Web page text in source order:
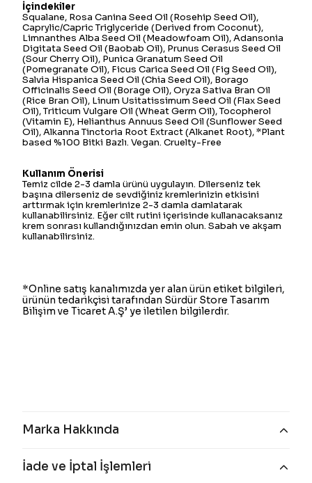
İçindekiler
Squalane, Rosa Canina Seed Oil (Rosehip Seed Oil),
Caprylic/Capric Triglyceride (Derived from Coconut),
Limnanthes Alba Seed Oil (Meadowfoam Oil), Adansonia
Digitata Seed Oil (Baobab Oil), Prunus Cerasus Seed Oil
(Sour Cherry Oil), Punica Granatum Seed Oil
(Pomegranate Oil), Ficus Carica Seed Oil (Fig Seed Oil),
Salvia Hispanica Seed Oil (Chia Seed Oil), Borago
Officinalis Seed Oil (Borage Oil), Oryza Sativa Bran Oil
(Rice Bran Oil), Linum Usitatissimum Seed Oil (Flax Seed
Oil), Triticum Vulgare Oil (Wheat Germ Oil), Tocopherol
(Vitamin E), Helianthus Annuus Seed Oil (Sunflower Seed
Oil), Alkanna Tinctoria Root Extract (Alkanet Root), *Plant
based %100 Bitki Bazlı. Vegan. Cruelty-Free
Kullanım Önerisi
Temiz cilde 2-3 damla ürünü uygulayın. Dilerseniz tek
başına dilerseniz de sevdiğiniz kremlerinizin etkisini
arttırmak için kremlerinize 2-3 damla damlatarak
kullanabilirsiniz. Eğer cilt rutini içerisinde kullanacaksanız
krem sonrası kullandığınızdan emin olun. Sabah ve akşam
kullanabilirsiniz.
*Online satış kanalımızda yer alan ürün etiket bilgileri,
ürünün tedarikçisi tarafından Sürdür Store Tasarım
Bilişim ve Ticaret A.Ş’ ye iletilen bilgilerdir.
Marka Hakkında
İade ve İptal İşlemleri